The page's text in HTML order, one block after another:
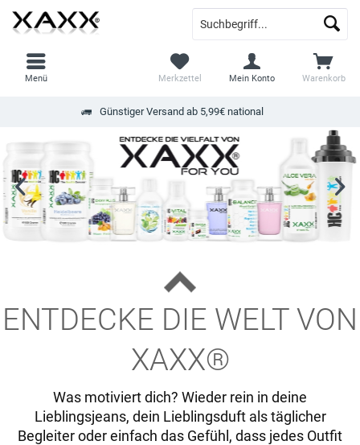
Günstiger Versand ab 5,99€ national
Warenkorb
Merkzettel Mein Konto
Menü
ENTDECKE DIE WELT VON
XAXX®
Was motiviert dich? Wieder rein in deine
Lieblingsjeans, dein Lieblingsduft als täglicher
Begleiter oder einfach das Gefühl, dass jedes Outfit